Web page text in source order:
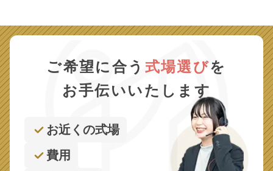
ご希望に合う 式場選びを
お手伝いいたします
お近くの式場
費用